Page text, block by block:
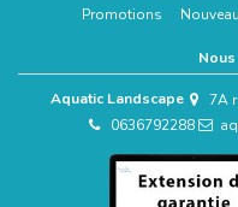
Promotions
Aquatic Landscape
7A
0636792288